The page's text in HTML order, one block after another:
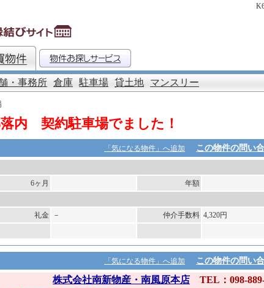
・事務所 倉庫 駐車場 貸土地 マンスリー
内 契約駐車場でました！
「気になる物件」へ追加 この物件の問い
6ヶ月
年額
礼金 － 仲介手数料 4,320円
「気になる物件」へ追加 この物件の問い
株式会社南新物産・南風原本店 TEL：098-